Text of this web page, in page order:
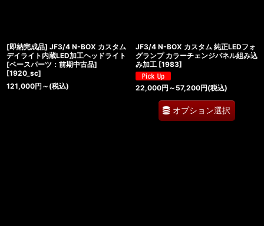
[即納完成品] JF3/4 N-BOX カスタム
デイライト内蔵LED加工ヘッドライト
[ベースパーツ：前期中古品]
[1920_sc]
121,000円 ～ (税込)
JF3/4 N-BOX カスタム 純正LEDフォ
グランプ カラーチェンジパネル組み込
み加工 [1983]
22,000円 ～57,200円(税込)
オプション選択